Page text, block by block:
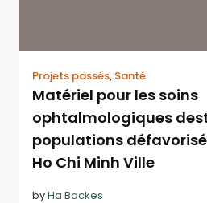
Projets passés, Santé
Matériel pour les soins
ophtalmologiques
populations
Ho Chi Minh Ville
byHa Backes